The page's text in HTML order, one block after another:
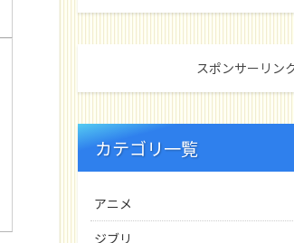
スポンサーリン
カテゴリ一覧
アニメ
ジブリ